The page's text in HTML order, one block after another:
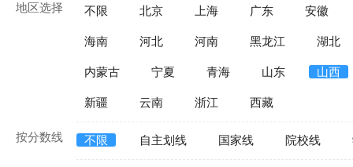
地区选择 不限 北京 上海 广东 安徽
海南 河北 河南 黑龙江 湖北
内蒙古 宁夏 青海 山东 山西
新疆 云南 浙江 西藏
按分数线 不限 自主划线 国家线 院校线